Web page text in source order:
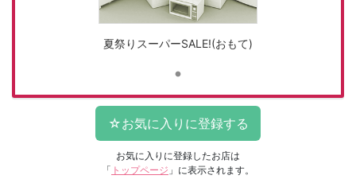
夏祭りスーパーSALE!(おもて)
お気に入りに登録したお店は
「 トップページ 」に表示されます。